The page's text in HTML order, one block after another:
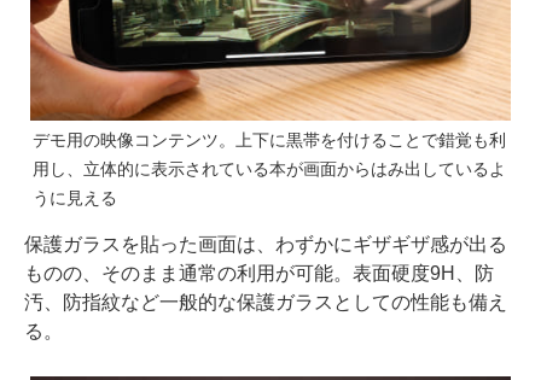
デモ用の映像コンテンツ。上下に黒帯を付けることで錯覚も利
用し、立体的に表示されている本が画面からはみ出しているよ
うに見える
保護ガラスを貼った画面は、わずかにギザギザ感が出る
ものの、そのまま通常の利用が可能。表面硬度9H、防
汚、防指紋など一般的な保護ガラスとしての性能も備え
る。